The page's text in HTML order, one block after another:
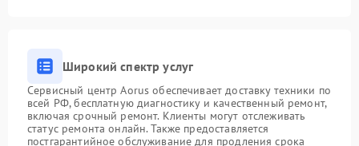
Широкий спектр услуг
Сервисный центр Aorus обеспечивает доставку техники по
всей РФ, бесплатную диагностику и качественный ремонт,
включая срочный ремонт. Клиенты могут отслеживать
статус ремонта онлайн. Также предоставляется
постгарантийное обслуживание для продления срока